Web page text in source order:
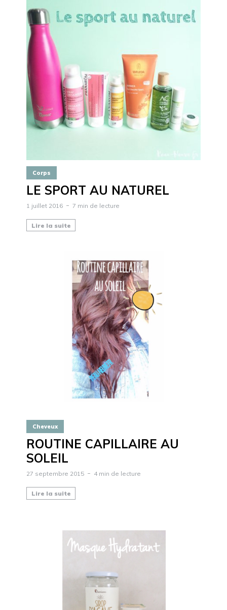
Corps
LE SPORT AU NATUREL
1 juillet 2016 7 min de lecture
Lire la suite
Cheveux
ROUTINE CAPILLAIRE AU
SOLEIL
27 septembre 2015 4 min de lecture
Lire la suite